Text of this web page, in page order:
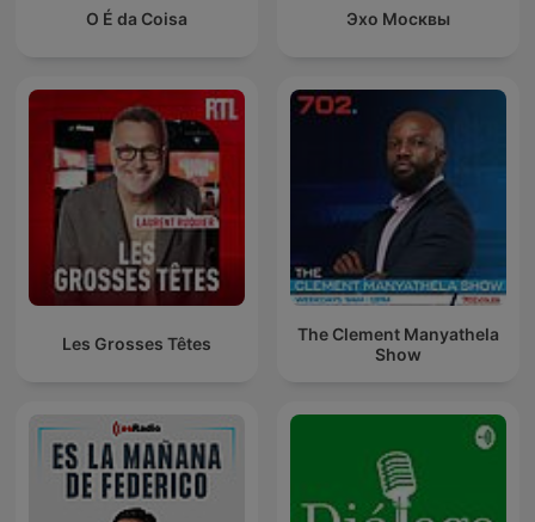
O É da Coisa Эхо Москвы
Les Grosses Têtes
The Clement Manyathela
Show